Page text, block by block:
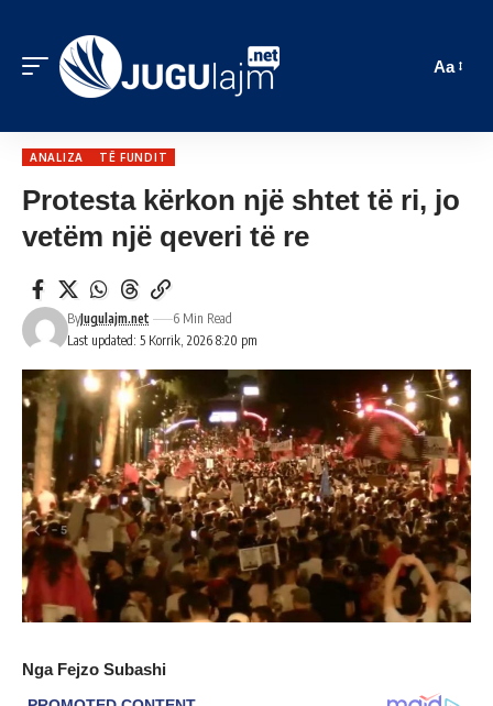
Aa
ANALIZA TË FUNDIT
Protesta kërkon një shtet të ri, jo
vetëm një qeveri të re
Last updated: 5 Korrik, 2026 8:20 pm
ByJugulajm.net 6 Min Read
Nga Fejzo Subashi